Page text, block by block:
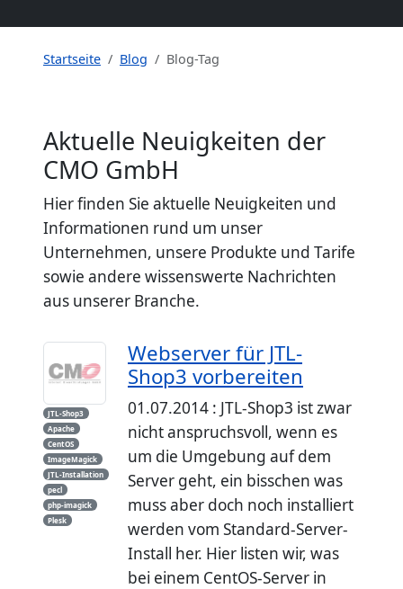
Startseite Blog Blog-Tag
Aktuelle Neuigkeiten der
CMO GmbH
Hier finden Sie aktuelle Neuigkeiten und
Informationen rund um unser
Unternehmen, unsere Produkte und Tarife
sowie andere wissenswerte Nachrichten
aus unserer Branche.
JTL-Shop3
Apache
CentOS
ImageMagick
JTL-Installation
pecl
php-imagick
Plesk
Webserver für JTL-
Shop3 vorbereiten
01.07.2014 : JTL-Shop3 ist zwar
nicht anspruchsvoll, wenn es
um die Umgebung auf dem
Server geht, ein bisschen was
muss aber doch noch installiert
werden vom Standard-Server-
Install her. Hier listen wir, was
bei einem CentOS-Server in